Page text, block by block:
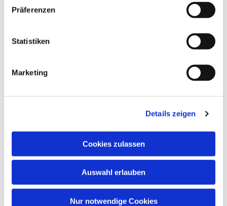
Präferenzen
Statistiken
Marketing
Details zeigen
Cookies zulassen
Auswahl erlauben
Nur notwendige Cookies